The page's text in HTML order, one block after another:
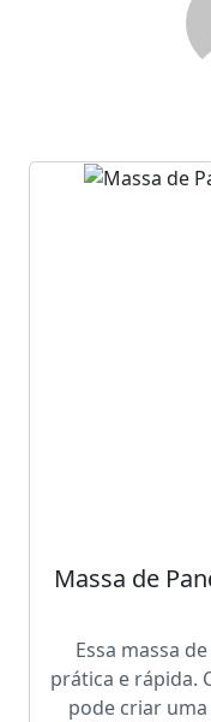
Massa de
Essa massa
prática e rápida.
pode criar